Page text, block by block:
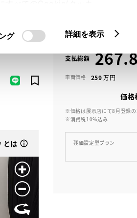
グ 詳細を表示
とは View
支払総額
車両価格 259
価格
※価格は展示店にて8月登録の
※消費税10%込み
残価設定型プラン